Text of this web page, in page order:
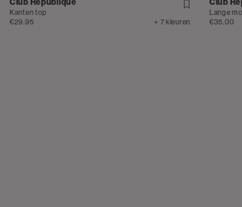
Club République
Kanten top
€29.95
+ 7 kleuren
Club
Lange
€35.00